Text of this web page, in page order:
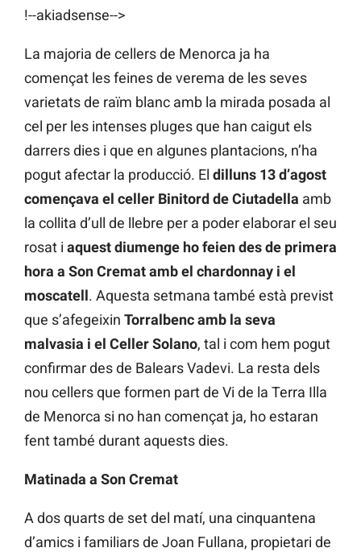
!--akiadsense-->
La majoria de cellers de Menorca ja ha
començat les feines de verema de les seves
varietats de raïm blanc amb la mirada posada al
cel per les intenses pluges que han caigut els
darrers dies i que en algunes plantacions, n’ha
pogut afectar la producció. El dilluns 13 d’agost
començava el celler Binitord de Ciutadella amb
la collita d’ull de llebre per a poder elaborar el seu
rosat i aquest diumenge ho feien des de primera
hora a Son Cremat amb el chardonnay i el
moscatell. Aquesta setmana també està previst
que s’afegeixin Torralbenc amb la seva
malvasia i el Celler Solano, tal i com hem pogut
confirmar des de Balears Vadevi. La resta dels
nou cellers que formen part de Vi de la Terra Illa
de Menorca si no han començat ja, ho estaran
fent també durant aquests dies.
Matinada a Son Cremat
A dos quarts de set del matí, una cinquantena
d’amics i familiars de Joan Fullana, propietari de